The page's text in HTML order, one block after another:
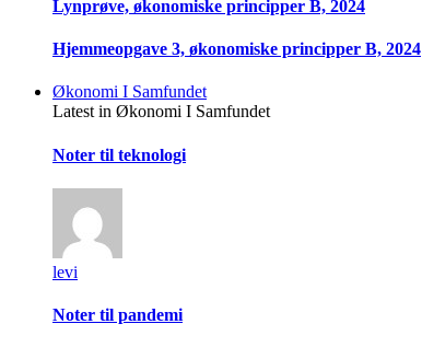
Lynprøve, økonomiske principper B, 2024
Hjemmeopgave 3, økonomiske principper B, 2024
Økonomi I Samfundet
Latest in Økonomi I Samfundet
Noter til teknologi
levi
Noter til pandemi